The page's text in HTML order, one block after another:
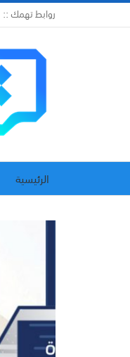
روابط تهمك ::
الرئيسية